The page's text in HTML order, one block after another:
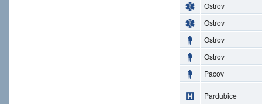
Ostrov
Ostrov
Ostrov
Ostrov
Pacov
Pardubice